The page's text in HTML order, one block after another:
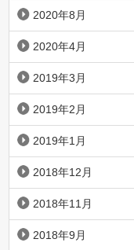
2020年8月
2020年4月
2019年3月
2019年2月
2019年1月
2018年12月
2018年11月
2018年9月